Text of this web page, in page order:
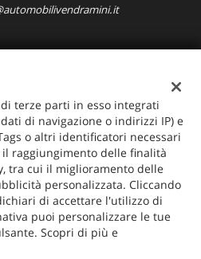
terze parti in esso integrati
di navigazione o indirizzi IP) e
o altri identificatori necessari
raggiungimento delle finalità
tra cui il miglioramento delle
personalizzata. Cliccando
di accettare l'utilizzo di
puoi personalizzare le tue
Scopri di più e